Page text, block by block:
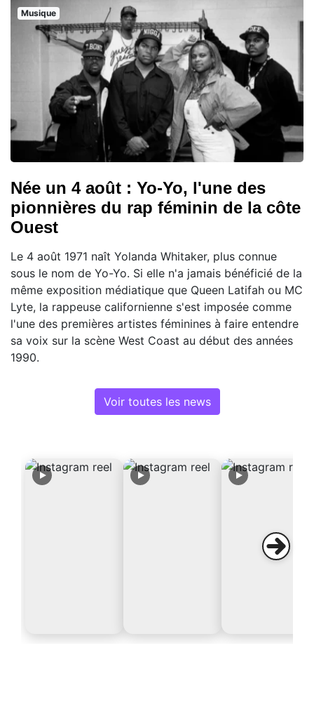
Musique
Née un 4 août : Yo-Yo, l'une des
pionnières du rap féminin de la côte
Ouest
Le 4 août 1971 naît Yolanda Whitaker, plus connue
sous le nom de Yo-Yo. Si elle n'a jamais bénéficié de la
même exposition médiatique que Queen Latifah ou MC
Lyte, la rappeuse californienne s'est imposée comme
l'une des premières artistes féminines à faire entendre
sa voix sur la scène West Coast au début des années
1990.
Voir toutes les news